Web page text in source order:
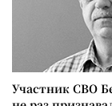
Участник СВО